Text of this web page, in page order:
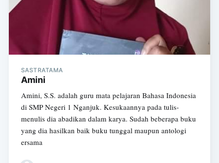
SASTRATAMA
Amini
Amini, S.S. adalah guru mata pelajaran Bahasa Indonesia
di SMP Negeri 1 Nganjuk. Kesukaannya pada tulis-
menulis dia abadikan dalam karya. Sudah beberapa buku
yang dia hasilkan baik buku tunggal maupun antologi
ersama